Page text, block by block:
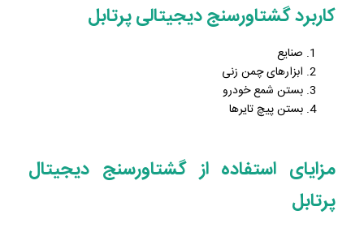
کاربرد گشتاورسنج دیجیتالی پرتابل
صنایع
ابزارهای چمن زنی
بستن شمع خودرو
بستن پیچ تایرها
مزایای استفاده از گشتاورسنج دیجیتال
پرتابل